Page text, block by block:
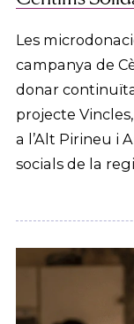
Les
campanya de
donar
projecte
a l’Alt Pirineu i
socials de la